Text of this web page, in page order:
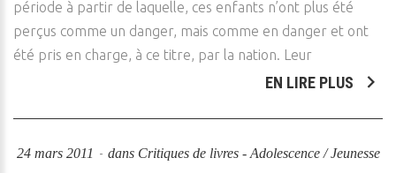
période à partir de laquelle, ces enfants n’ont plus été
perçus comme un danger, mais comme en danger et ont
été pris en charge, à ce titre, par la nation. Leur
EN LIRE PLUS
24 mars 2011 dans Critiques de livres - Adolescence / Jeunesse